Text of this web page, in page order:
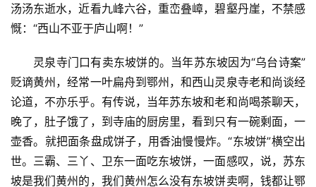
首
页
汤汤东逝水，近看九峰六谷，重峦叠嶂，碧壑丹崖，不禁感
慨：“西山不亚于庐山啊！”
灵泉寺门口有卖东坡饼的。当年苏东坡因为“乌台诗案”
贬谪黄州，经常一叶扁舟到鄂州，和西山灵泉寺老和尚谈经
论道，不亦乐乎。有传说，当年苏东坡和老和尚喝茶聊天，
晚了，肚子饿了，到寺庙的厨房里，看到只有一碗剩面，一
壶香。就把面条盘成饼子，用香油慢慢炸。“东坡饼”横空出
世。三霸、三丫、卫东一面吃东坡饼，一面感叹，说，苏东
坡是我们黄州的，我们黄州怎么没有东坡饼卖啊，钱都让鄂